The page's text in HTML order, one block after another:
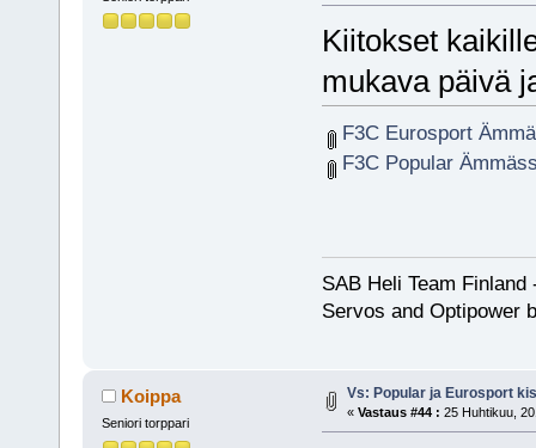
Kiitokset
mukava päivä
F3C Eurosport
F3C Popular
SAB Heli Team
Servos and Optipower
Koippa
Seniori torppari
Vs: Popular ja Eurosport
« Vastaus #44 : 25 Huhtikuu,